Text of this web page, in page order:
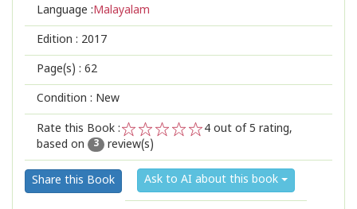
Language :Malayalam
Edition : 2017
Page(s) : 62
Condition : New
Rate this Book :
2
1
4 out of 5 rating,
based on
3 review(s)
Share this Book Ask to AI about this book